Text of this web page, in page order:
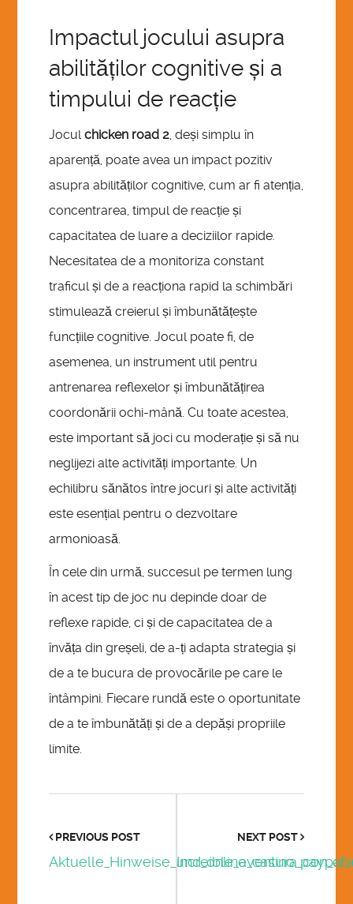
Impactul jocului asupra
abilităților cognitive și a
timpului de reacție
Joculchicken road 2, deși simplu în
aparență, poate avea un impact pozitiv
asupra abilităților cognitive, cum ar fi atenția,
concentrarea, timpul de reacție și
capacitatea de luare a deciziilor rapide.
Necesitatea de a monitoriza constant
traficul și de a reacționa rapid la schimbări
stimulează creierul și îmbunătățește
funcțiile cognitive. Jocul poate fi, de
asemenea, un instrument util pentru
antrenarea reflexelor și îmbunătățirea
coordonării ochi-mână. Cu toate acestea,
este important să joci cu moderație și să nu
neglijezi alte activități importante. Un
echilibru sănătos între jocuri și alte activități
este esențial pentru o dezvoltare
armonioasă.
În cele din urmă, succesul pe termen lung
în acest tip de joc nu depinde doar de
reflexe rapide, ci și de capacitatea de a
învăța din greșeli, de a-ți adapta strategia și
de a te bucura de provocările pe care le
întâmpini. Fiecare rundă este o oportunitate
de a te îmbunătăți și de a depăși propriile
limite.
PREVIOUS POST NEXT POST